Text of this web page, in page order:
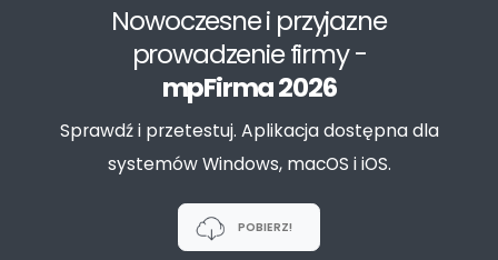
Nowoczesne i przyjazne
prowadzenie firmy -
mpFirma 2026
Sprawdź i przetestuj. Aplikacja dostępna dla
systemów Windows, macOS i iOS.
POBIERZ!